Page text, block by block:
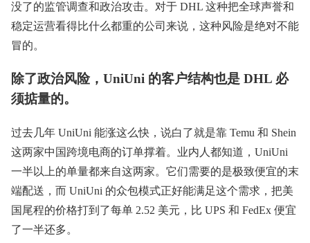
没了的监管调查和政治攻击。对于 DHL 这种把全球声誉和
稳定运营看得比什么都重的公司来说，这种风险是绝对不能
冒的。
除了政治风险，UniUni 的客户结构也是 DHL 必
须掂量的。
过去几年 UniUni 能涨这么快，说白了就是靠 Temu 和 Shein
这两家中国跨境电商的订单撑着。业内人都知道，UniUni
一半以上的单量都来自这两家。它们需要的是极致便宜的末
端配送，而 UniUni 的众包模式正好能满足这个需求，把美
国尾程的价格打到了每单 2.52 美元，比 UPS 和 FedEx 便宜
了一半还多。